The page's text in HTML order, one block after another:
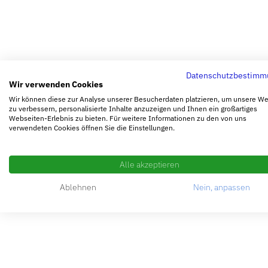
Wir verwenden Cookies
Wir können diese zur Analyse unserer Besucherdaten platzieren, um unsere
zu verbessern, personalisierte Inhalte anzuzeigen und Ihnen ein großartiges
Webseiten-Erlebnis zu bieten. Für weitere Informationen zu den von uns
verwendeten Cookies öffnen Sie die Einstellungen.
Alle akzeptieren
Ablehnen Nein, anpassen